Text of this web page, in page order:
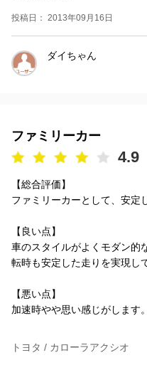
投稿日： 2013年09月16日
ダイちゃん
ファミリーカー
4.9
【総合評価】
ファミリーカーとして、安定
【良い点】
車のスタイルがよくモダン的
転時も安定した走りを実現し
【悪い点】
加速時やや思い感じがします。
トヨタ / カローラアクシオ